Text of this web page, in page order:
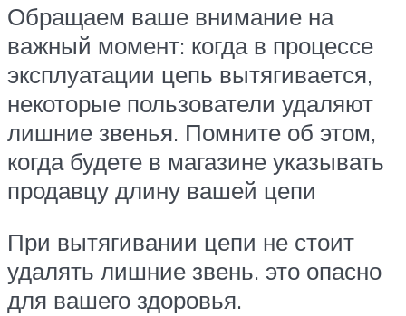
Обращаем ваше внимание на
важный момент: когда в процессе
эксплуатации цепь вытягивается,
некоторые пользователи удаляют
лишние звенья. Помните об этом,
когда будете в магазине указывать
продавцу длину вашей цепи
При вытягивании цепи не стоит
удалять лишние звень. это опасно
для вашего здоровья.